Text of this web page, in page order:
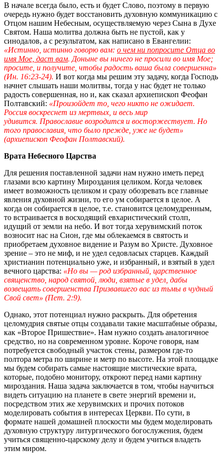
В начале всегда было, есть и будет Слово, поэтому в первую
очередь нужно будет восстановить духовную коммуникацию с
Отцом нашим Небесным, осуществляемую через Сына в Духе
Святом. Наша молитва должна быть не пустой, как у
синодалов, а с результатом, как написано в Евангелии:
«Истинно, истинно говорю вам: о чем ни попросите Отца во
имя Мое, даст вам. Доныне вы ничего не просили во имя Мое;
просите, и получите, чтобы радость ваша была совершенна»
(Ин. 16:23-24). И вот когда мы решим эту задачу, когда Господь
начнет слышать наши молитвы, тогда у нас будет не только
радость совершенная, но и, как сказал архиепископ Феофан
Полтавский: «Произойдет то, чего никто не ожидает.
Россия воскреснет из мертвых, и весь мир
удивится. Православие возродится и восторжествует. Но
того православия, что было прежде, уже не будет»
(архиепископ Феофан Полтавский).
Врата Небесного Царства
Для решения поставленной задачи нам нужно иметь перед
глазами всю картину Мироздания целиком. Когда человек
имеет возможность целиком и сразу обозревать все главные
явления духовной жизни, то его ум собирается в целое. А
когда он собирается в целое, т.е. становится целомудренным,
то встраивается в восходящий евхаристический столп,
идущий от земли на небо. И вот тогда херувимский поток
возносит нас на Сион, где мы облекаемся в святость и
приобретаем духовное видение и Разум во Христе. Духовное
зрение – это не миф, и не удел седовласых старцев. Каждый
христианин потенциально уже, и избранный, и взятый в удел
вечного царства: «Но вы — род избранный, царственное
священство, народ святой, люди, взятые в удел, дабы
возвещать совершенства Призвавшего вас из тьмы в чудный
Свой свет» (Пет. 2:9).
Однако, этот потенциал нужно раскрыть. Для обретения
целомудрия святые отцы создавали такие масштабные образы,
как «Второе Пришествие». Нам нужно создать аналогичное
средство, но на современном уровне. Короче говоря, нам
потребуется свободный участок стены, размером где-то
полтора метра по ширине и метр по высоте. На этой площадке
мы будем собирать самые настоящие мистические врата,
которые, подобно монитору, откроют перед нами картину
мироздания. Наша задача заключается в том, чтобы научиться
видеть ситуацию на планете в свете энергий времени и,
посредством этих же херувимских и прочих потоков
моделировать события в интересах Церкви. По сути, в
формате нашей домашней плоскости мы будем моделировать
духовную структуру литургического богослужения, будем
учиться священно-царскому делу и будем учиться владеть
этим миром.